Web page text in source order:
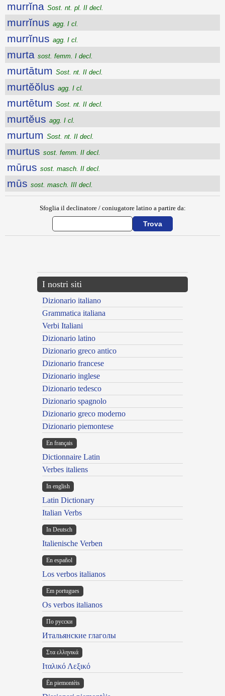
murrĭna Sost. nt. pl. II decl.
murrĭnus agg. I cl.
murrĭnus agg. I cl.
murta sost. femm. I decl.
murtātum Sost. nt. II decl.
murtĕŏlus agg. I cl.
murtētum Sost. nt. II decl.
murtĕus agg. I cl.
murtum Sost. nt. II decl.
murtus sost. femm. II decl.
mūrus sost. masch. II decl.
mūs sost. masch. III decl.
Sfoglia il declinatore / coniugatore latino a partire da:
I nostri siti
Dizionario italiano
Grammatica italiana
Verbi Italiani
Dizionario latino
Dizionario greco antico
Dizionario francese
Dizionario inglese
Dizionario tedesco
Dizionario spagnolo
Dizionario greco moderno
Dizionario piemontese
En français
Dictionnaire Latin
Verbes italiens
In english
Latin Dictionary
Italian Verbs
In Deutsch
Italienische Verben
En español
Los verbos italianos
Em portugues
Os verbos italianos
По русски
Итальянские глаголы
Στα ελληνικά
Ιταλικό Λεξικό
Ën piemontèis